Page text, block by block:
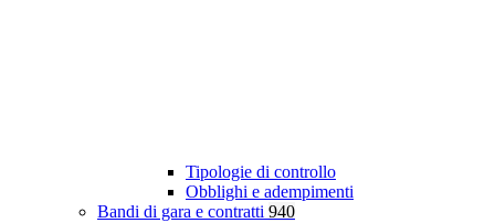
Tipologie di controllo
Obblighi e adempimenti
Bandi di gara e contratti 940